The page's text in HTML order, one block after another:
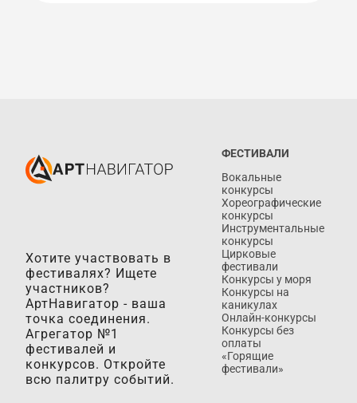
Хотите участвовать в
фестивалях? Ищете
участников?
АртНавигатор - ваша
точка соединения.
Агрегатор №1
фестивалей и
конкурсов. Откройте
всю палитру событий.
ФЕСТИВАЛИ
Вокальные
конкурсы
Хореографические
конкурсы
Инструментальные
конкурсы
Цирковые
фестивали
Конкурсы у моря
Конкурсы на
каникулах
Онлайн-конкурсы
Конкурсы без
оплаты
«Горящие
фестивали»